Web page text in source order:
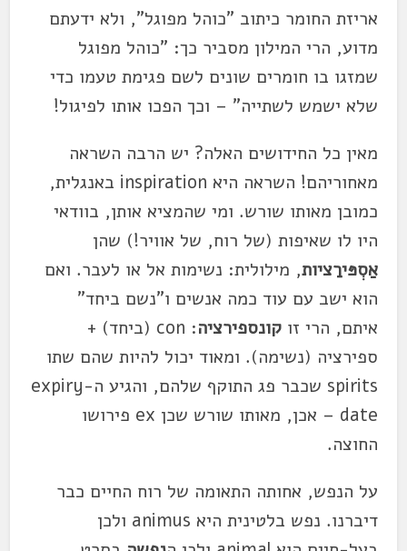
אריזת החומר כיתוב "כוהל מפוגל", ולא ידעתם
מדוע, הרי המילון מסביר כך: "כוהל מפוגל
שמזגו בו חומרים שונים לשם פגימת טעמו כדי
שלא ישמש לשתייה" – וכך הפכו אותו לפיגול!
מאין כל החידושים האלה? יש הרבה השראה
מאחוריהם! השראה היא inspiration באנגלית,
כמובן מאותו שורש. ומי שהמציא אותן, בוודאי
היו לו שאיפות (של רוח, של אוויר!) שהן
אַסְפּירַציות, מילולית: נשימות אל או לעבר. ואם
הוא ישב עם עוד כמה אנשים ו"נשם ביחד"
איתם, הרי זוקונספירציה
: con (ביחד) +
ספירציה (נשימה). ומאוד יכול להיות שהם שתו
spirits שכבר פג התוקף שלהם, והגיע ה-expiry
date – אכן, מאותו שורש שכן ex פירושו
החוצה.
על הנפש, אחותה התאומה של רוח החיים כבר
דיברנו. נפש בלטינית היא animus ולכן